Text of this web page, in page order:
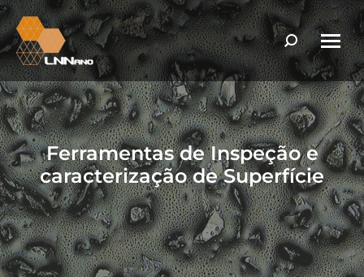
Search:
Ferramentas de Inspeção e
caracterização de Superfície